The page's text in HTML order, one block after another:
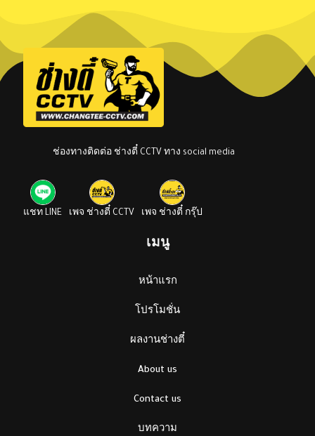
ช่องทางติดต่อ ช่างตี๋ CCTV ทาง social media
แชท LINE เพจ ช่างตี๋ CCTV เพจ ช่างตี๋ กรุ๊ป
เมนู
หน้าแรก
โปรโมชั่น
ผลงานช่างตี๋
About us
Contact us
บทความ